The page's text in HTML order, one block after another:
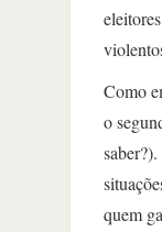
Como
o
quem